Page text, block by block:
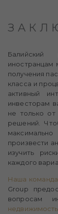
Балийский
иностранцам
получения
класса и
активный
инвесторам
не только
решений.
произвести
изучить
каждого
Наша команда
Group
вопросам